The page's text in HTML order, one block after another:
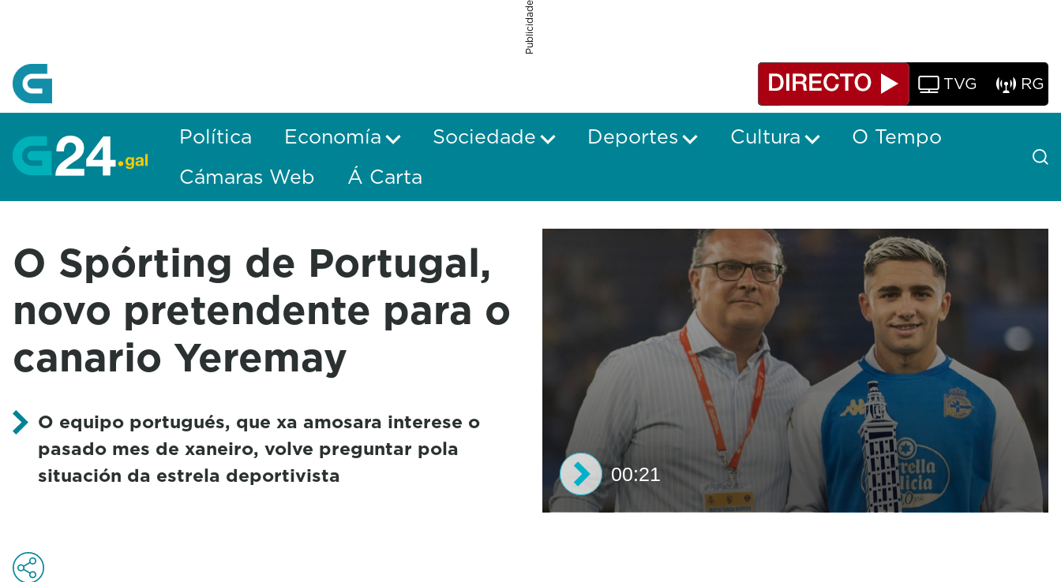
Publicidade
TVG RG
Política Economía Sociedade Deportes Cultura
O Tempo
Cámaras Web
Á Carta
O Spórting de Portugal,
novo pretendente para o
canario Yeremay
O equipo portugués, que xa amosara interese o
pasado mes de xaneiro, volve preguntar pola
situación da estrela deportivista
00:21